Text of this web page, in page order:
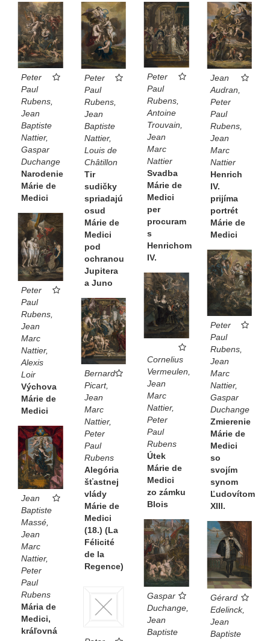
Peter
Paul
Rubens,
Jean
Baptiste
Nattier,
Gaspar
Duchange
Narodenie
Márie de
Medici
Peter
Paul
Rubens,
Jean
Baptiste
Nattier,
Louis de
Châtillon
Tir
sudičky
spriadajú
osud
Márie de
Medici
pod
ochranou
Jupitera
a Juno
Peter
Paul
Rubens,
Antoine
Trouvain,
Jean
Marc
Nattier
Svadba
Márie de
Medici
per
procuram
s
Henrichom
IV.
Jean
Audran,
Peter
Paul
Rubens,
Jean
Marc
Nattier
Henrich
IV.
prijíma
portrét
Márie de
Medici
Peter
Paul
Rubens,
Jean
Marc
Nattier,
Alexis
Loir
Výchova
Márie de
Medici
Peter
Paul
Rubens,
Jean
Marc
Nattier,
Gaspar
Duchange
Zmierenie
Márie de
Medici
so
svojím
synom
Ľudovítom
XIII.
Cornelius
Vermeulen,
Jean
Marc
Nattier,
Peter
Paul
Rubens
Útek
Márie de
Medici
zo zámku
Blois
Bernard
Picart,
Jean
Marc
Nattier,
Peter
Paul
Rubens
Alegória
šťastnej
vlády
Márie de
Medici
(18.) (La
Félicité
de la
Regence)
Jean
Baptiste
Massé,
Jean
Marc
Nattier,
Peter
Paul
Rubens
Mária de
Medici,
kráľovná
Gaspar
Duchange,
Jean
Baptiste
Gérard
Edelinck,
Jean
Baptiste